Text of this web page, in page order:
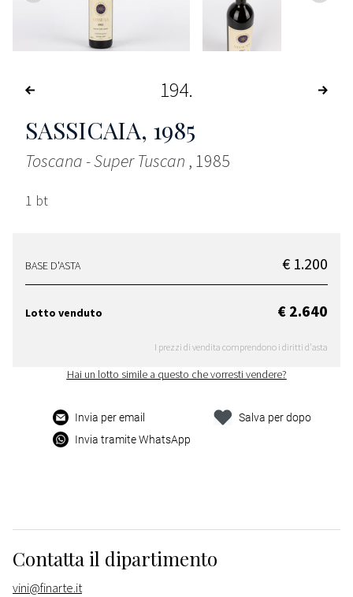
194
SASSICAIA, 1985
Toscana - Super Tuscan , 1985
1 bt
BASE D'ASTA € 1.200
Lotto venduto € 2.640
I prezzi di vendita comprendono i diritti d'asta
Hai un lotto simile a questo che vorresti vendere?
Invia per email
Invia tramite WhatsApp
Salva per dopo
Contatta il dipartimento
vini@finarte.it